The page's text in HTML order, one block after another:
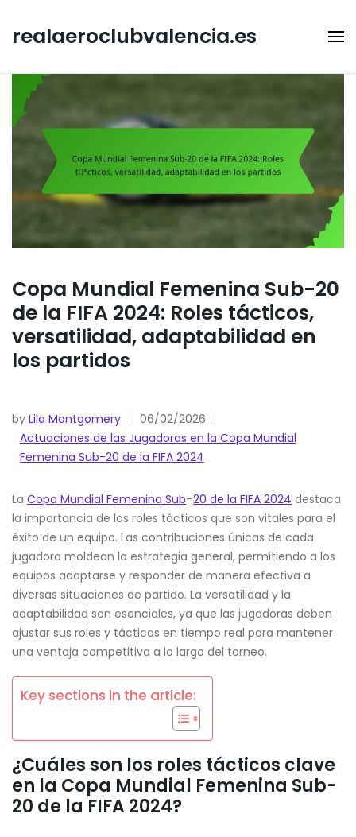
content
realaeroclubvalencia.es
Copa Mundial Femenina Sub-20
de la FIFA 2024: Roles tácticos,
versatilidad, adaptabilidad en
los partidos
by Lila Montgomery
06/02/2026
Actuaciones de las Jugadoras en la Copa Mundial
Femenina Sub-20 de la FIFA 2024
La Copa Mundial Femenina Sub–20 de la FIFA 2024 destaca
la importancia de los roles tácticos que son vitales para el
éxito de un equipo. Las contribuciones únicas de cada
jugadora moldean la estrategia general, permitiendo a los
equipos adaptarse y responder de manera efectiva a
diversas situaciones de partido. La versatilidad y la
adaptabilidad son esenciales, ya que las jugadoras deben
ajustar sus roles y tácticas en tiempo real para mantener
una ventaja competitiva a lo largo del torneo.
Key sections in the article:
¿Cuáles son los roles tácticos clave
en la Copa Mundial Femenina Sub-
20 de la FIFA 2024?